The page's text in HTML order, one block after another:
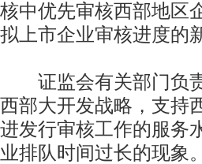
核中优先审核西部地区
拟上市企业审核进度的
证监会有关部门负责
西部大开发战略，支持
进发行审核工作的服务
业排队时间过长的现象。